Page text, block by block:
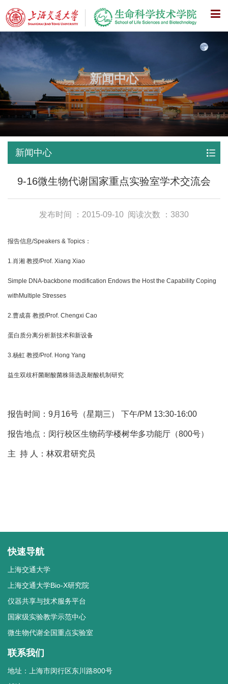
X
新闻中心
新闻中心
9-16微生物代谢国家重点实验室学术交流会
发布时间 ：2015-09-10 阅读次数 ：3830
报告信息/Speakers & Topics：
1.肖湘 教授/Prof. Xiang Xiao
Simple DNA-backbone modification Endows the Host the Capability Coping
withMultiple Stresses
2.曹成喜 教授/Prof. Chengxi Cao
蛋白质分离分析新技术和新设备
3.杨虹 教授/Prof. Hong Yang
益生双歧杆菌耐酸菌株筛选及耐酸机制研究
报告时间：9月16号（星期三） 下午/PM 13:30-16:00
报告地点：闵行校区生物药学楼树华多功能厅（800号）
主 持 人：林双君研究员
快速导航
上海交通大学
上海交通大学Bio-X研究院
仪器共享与技术服务平台
国家级实验教学示范中心
微生物代谢全国重点实验室
联系我们
地址：上海市闵行区东川路800号